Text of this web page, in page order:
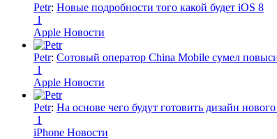
Petr: Новые подробности того какой будет iOS 8
1
Apple Новости
Petr: Сотовый оператор China Mobile сумел
1
Apple Новости
Petr: На основе чего будут готовить дизайн
1
iPhone Новости